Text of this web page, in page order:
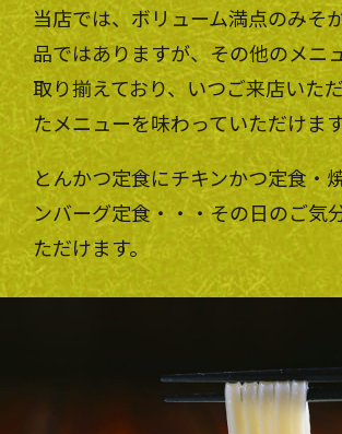
当店では、ボリューム満点のみそ
品ではありますが、その他のメニ
取り揃えており、いつご来店いた
たメニューを味わっていただけま
とんかつ定食にチキンかつ定食・
ンバーグ定食・・・その日のご気
ただけます。